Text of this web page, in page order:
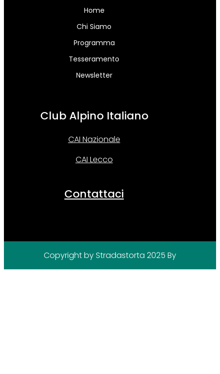
Home
Chi Siamo
Programma
Tesseramento
Newsletter
Club Alpino Italiano
CAI Nazionale
CAI Lecco
Contattaci
Copyright by Stradastorta 2025 By